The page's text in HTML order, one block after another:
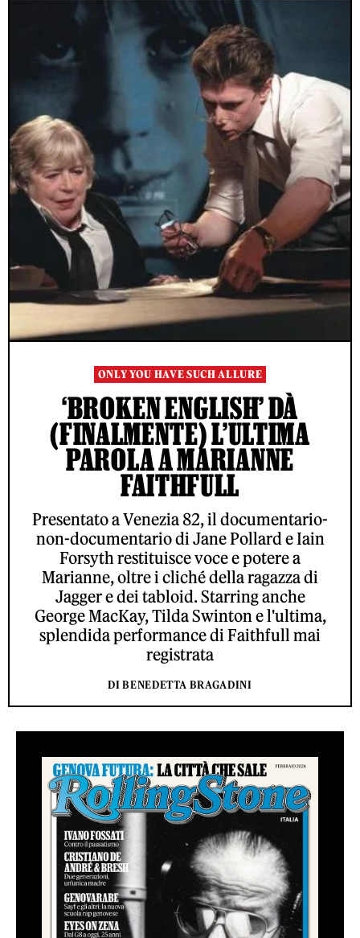
ONLY YOU HAVE SUCH ALLURE
‘BROKEN ENGLISH’ DÀ
(FINALMENTE) L’ULTIMA
PAROLA A MARIANNE
FAITHFULL
Presentato a Venezia 82, il documentario-
non-documentario di Jane Pollard e Iain
Forsyth restituisce voce e potere a
Marianne, oltre i cliché della ragazza di
Jagger e dei tabloid. Starring anche
George MacKay, Tilda Swinton e l'ultima,
splendida performance di Faithfull mai
registrata
DI BENEDETTA BRAGADINI